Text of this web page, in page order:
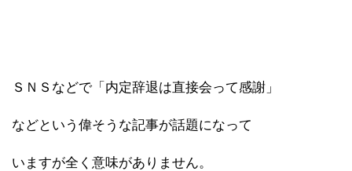
ＳＮＳなどで「内定辞退は直接会って感謝」
などという偉そうな記事が話題になって
いますが全く意味がありません。